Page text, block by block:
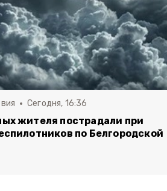
Сегодня, 16:36
жителя пострадали при
по Белгородской